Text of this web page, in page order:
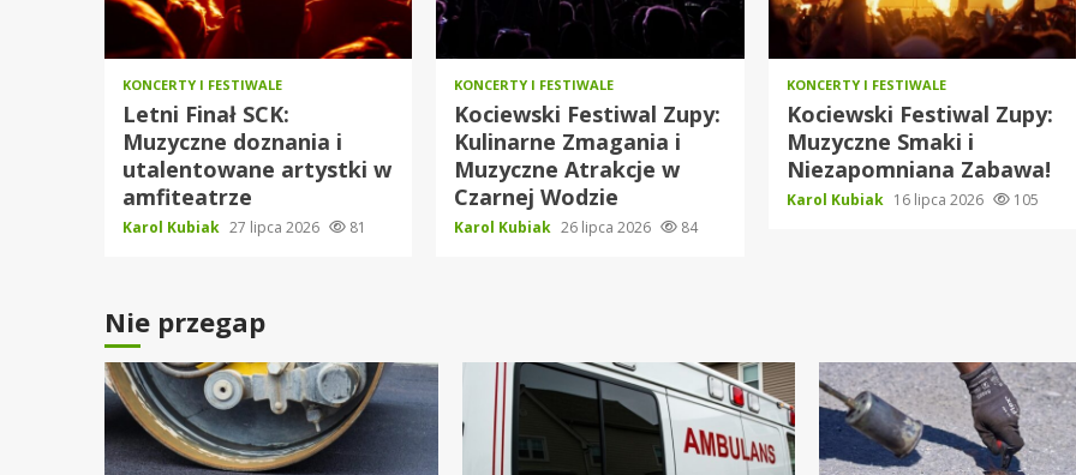
KONCERTY I FESTIWALE
Letni Finał SCK:
Muzyczne doznania i
utalentowane artystki w
amfiteatrze
Karol Kubiak 27 lipca 2026 81
KONCERTY I FESTIWALE
Kociewski Festiwal Zupy:
Kulinarne Zmagania i
Muzyczne Atrakcje w
Czarnej Wodzie
Karol Kubiak 26 lipca 2026 84
KONCERTY I FESTIWALE
Kociewski Festiwal Zupy:
Muzyczne Smaki i
Niezapomniana Zabawa!
Karol Kubiak 16 lipca 2026 105
Nie przegap